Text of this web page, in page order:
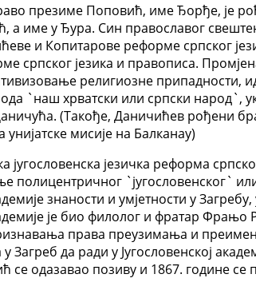
презиме Поповић, име Ђорђе, је
а име у Ђура. Син православог
и Копитарове реформе српског
српског језика и правописа.
религиозне припадности,
`наш хрватски или српски народ`,
(Такође, Даничићев рођени
мисије на Балканау)
југословенска језичка реформа
`југословенског`
знаности и умјетности у
је био филолог и фратар
права преузимања и
Загреб да ради у Југословенској
се одазавао позиву и 1867. године се